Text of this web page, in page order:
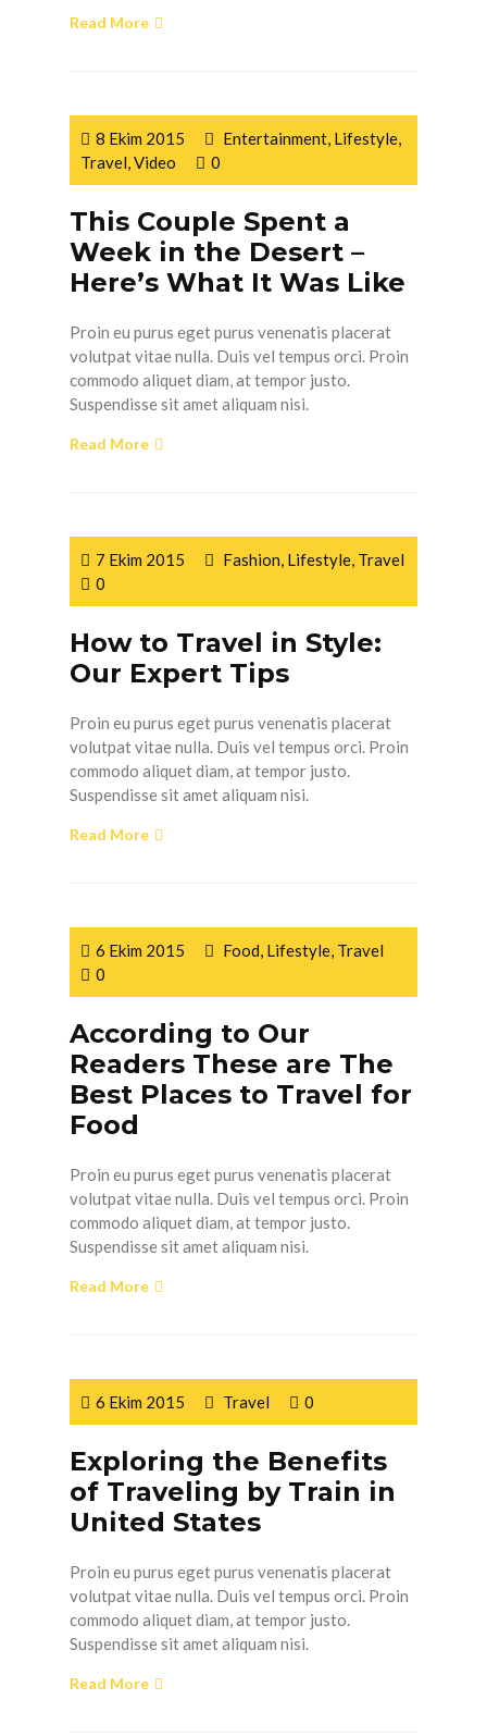
Read More
8 Ekim 2015 Entertainment, Lifestyle,
Travel,Video 0
This Couple Spent a
Week in the Desert –
Here’s What It Was Like
Proin eu purus eget purus venenatis placerat
volutpat vitae nulla. Duis vel tempus orci. Proin
commodo aliquet diam, at tempor justo.
Suspendisse sit amet aliquam nisi.
Read More
7 Ekim 2015 Fashion, Lifestyle, Travel
0
How to Travel in Style:
Our Expert Tips
Proin eu purus eget purus venenatis placerat
volutpat vitae nulla. Duis vel tempus orci. Proin
commodo aliquet diam, at tempor justo.
Suspendisse sit amet aliquam nisi.
Read More
6 Ekim 2015 Food, Lifestyle, Travel
0
According to Our
Readers These are The
Best Places to Travel for
Food
Proin eu purus eget purus venenatis placerat
volutpat vitae nulla. Duis vel tempus orci. Proin
commodo aliquet diam, at tempor justo.
Suspendisse sit amet aliquam nisi.
Read More
6 Ekim 2015 Travel 0
Exploring the Benefits
of Traveling by Train in
United States
Proin eu purus eget purus venenatis placerat
volutpat vitae nulla. Duis vel tempus orci. Proin
commodo aliquet diam, at tempor justo.
Suspendisse sit amet aliquam nisi.
Read More